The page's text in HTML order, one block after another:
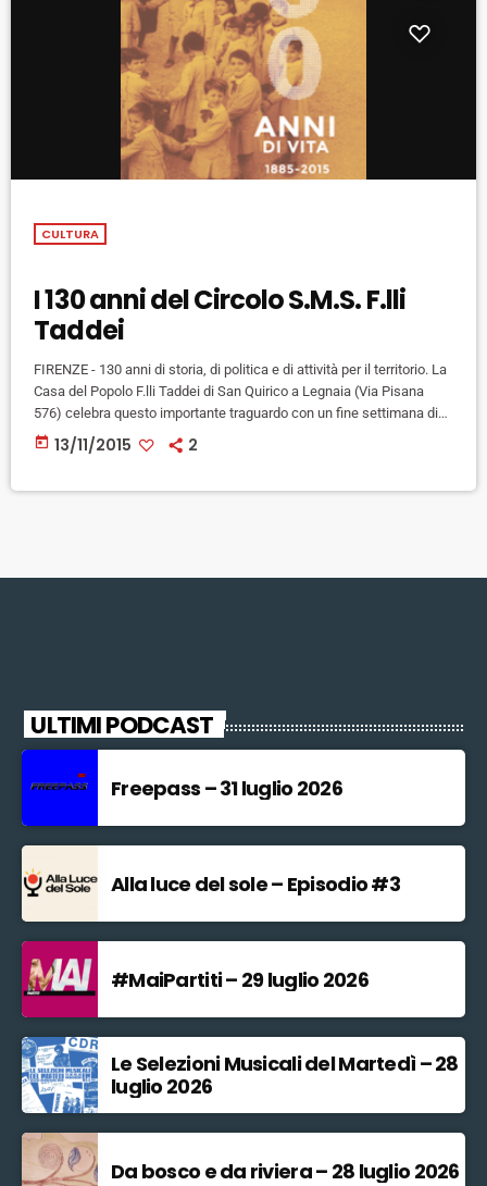
CULTURA
I 130 anni del Circolo S.M.S. F.lli
Taddei
FIRENZE - 130 anni di storia, di politica e di attività per il territorio. La
Casa del Popolo F.lli Taddei di San Quirico a Legnaia (Via Pisana
576) celebra questo importante traguardo con un fine settimana di
iniziative politiche, musica, teatro e mostre. I festeggiamenti iniziano
alle 18.30, venerdì 13 novembre, con il presidente del Comitato ARCI
today 13/11/2015 2
ULTIMI PODCAST
Freepass – 31 luglio 2026
Alla luce del sole – Episodio #3
#MaiPartiti – 29 luglio 2026
Le Selezioni Musicali del Martedì – 28
luglio 2026
Da bosco e da riviera – 28 luglio 2026